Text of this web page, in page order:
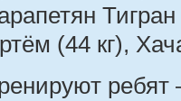
(44 кг),
ребят